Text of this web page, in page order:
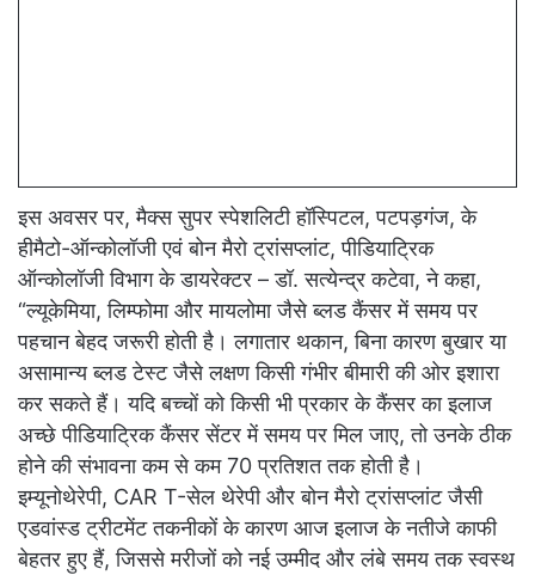
इस अवसर पर, मैक्स सुपर स्पेशलिटी हॉस्पिटल, पटपड़गंज, के
हीमैटो-ऑन्कोलॉजी एवं बोन मैरो ट्रांसप्लांट, पीडियाट्रिक
ऑन्कोलॉजी विभाग के डायरेक्टर​ – डॉ. सत्येन्द्र कटेवा, ने कहा,
“ल्यूकेमिया, लिम्फोमा और मायलोमा जैसे ब्लड कैंसर में समय पर
पहचान बेहद जरूरी होती है। लगातार थकान, बिना कारण बुखार या
असामान्य ब्लड टेस्ट जैसे लक्षण किसी गंभीर बीमारी की ओर इशारा
कर सकते हैं। यदि बच्चों को किसी भी प्रकार के कैंसर का इलाज
अच्छे पीडियाट्रिक कैंसर सेंटर में समय पर मिल जाए, तो उनके ठीक
होने की संभावना कम से कम 70 प्रतिशत तक होती है।
इम्यूनोथेरेपी, CAR T-सेल थेरेपी और बोन मैरो ट्रांसप्लांट जैसी
एडवांस्ड ट्रीटमेंट तकनीकों के कारण आज इलाज के नतीजे काफी
बेहतर हुए हैं, जिससे मरीजों को नई उम्मीद और लंबे समय तक स्वस्थ